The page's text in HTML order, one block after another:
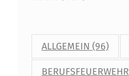
H
E
ALLGEMEIN (96)
BERUFSFEUERWEHR